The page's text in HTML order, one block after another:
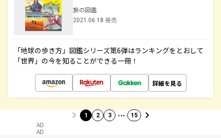
旅の図鑑
2021.06.18 発売
「地球の歩き方」図鑑シリーズ第6弾はランキングをとおして
「世界」の今を知ることができる一冊！
詳細を見る
1 2 3 … 15
AD
AD